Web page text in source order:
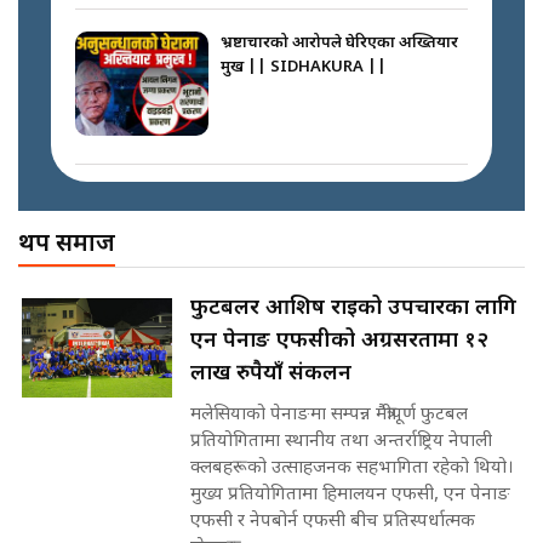
वैधानिकता || Cannabis legalized
|| Court Grievances Directly to
the Supreme Court ||
SIDHAKURA
इनड्राइभ || SIDHAKURA ||
राष्ट्रिय सवालमा ९ दल एकजुट ||
Prachanda, Rabi, Gagan Stand
on the Same Page ||
SIDHAKURA ||
सहकारी पीडितसँग मन्त्री प्रतिभा रावलले
भनिन्–साथ दिनुहोस्, दबाब होइन ||
Sidhakura || Pratibha Rawal
भ्रष्टाचारको आरोपले घेरिएका अख्तियार
प्रमुख || SIDHAKURA ||
SIDHAKURA
पोप्पोको पासोः कमाउने लोभमा घरबार नै
उठिबास | The Dark Side of
'Poppo Live'-SIDHAKURA
INVESTIGATION
मन्त्री आउने बित्तिकै सुरु भएको थियो
घुसको डिल || Raj Kumar Gupta ||
थप समाज
फुटबलर आशिष राईको उपचारका लागि
एन पेनाङ एफसीको अग्रसरतामा १२
लाख रुपैयाँ संकलन
मलेसियाको पेनाङमा सम्पन्न मैत्रीपूर्ण फुटबल
प्रतियोगितामा स्थानीय तथा अन्तर्राष्ट्रिय नेपाली
क्लबहरूको उत्साहजनक सहभागिता रहेको थियो।
मुख्य प्रतियोगितामा हिमालयन एफसी, एन पेनाङ
एफसी र नेपबोर्न एफसी बीच प्रतिस्पर्धात्मक